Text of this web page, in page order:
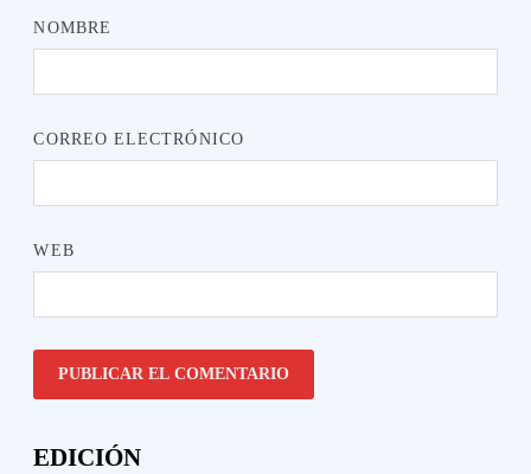
NOMBRE
CORREO ELECTRÓNICO
WEB
EDICIÓN